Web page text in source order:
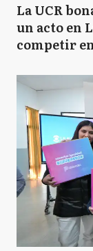
La UCR
un acto en
competir